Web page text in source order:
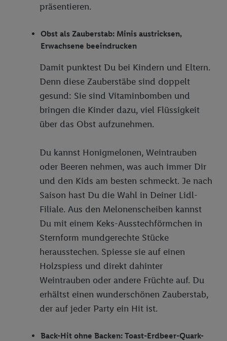
präsentieren.
Obst als Zauberstab: Minis austricksen,
Erwachsene beeindrucken
Damit punktest Du bei Kindern und Eltern.
Denn diese Zauberstäbe sind doppelt
gesund: Sie sind Vitaminbomben und
bringen die Kinder dazu, viel Flüssigkeit
über das Obst aufzunehmen.
Du kannst Honigmelonen, Weintrauben
oder Beeren nehmen, was auch immer Dir
und den Kids am besten schmeckt. Je nach
Saison hast Du die Wahl in Deiner Lidl-
Filiale. Aus den Melonenscheiben kannst
Du mit einem Keks-Ausstechförmchen in
Sternform mundgerechte Stücke
herausstechen. Spiesse sie auf einen
Holzspiess und direkt dahinter
Weintrauben oder andere Früchte auf. Du
erhältst einen wunderschönen Zauberstab,
der auf jeder Party ein Hit ist.
Back-Hit ohne Backen: Toast-Erdbeer-Quark-